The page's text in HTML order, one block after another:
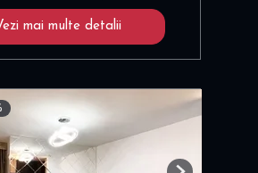
mai multe detalii